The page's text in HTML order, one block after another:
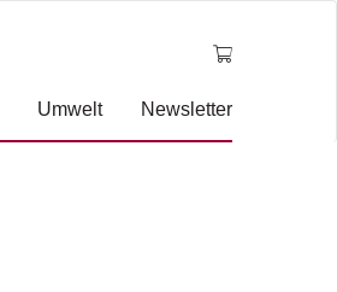
Umwelt
Newsletter